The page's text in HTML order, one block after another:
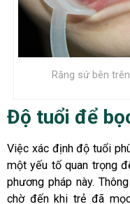
Răng sứ bên
Độ tuổi để
Việc xác định độ tuổi
một yếu tố quan trọng
phương pháp này.
chờ đến khi trẻ đã